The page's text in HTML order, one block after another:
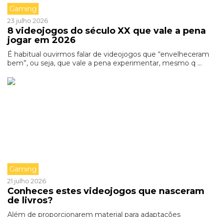
Gaming
23 julho 2026
8 videojogos do século XX que vale a pena
jogar em 2026
É habitual ouvirmos falar de videojogos que “envelheceram
bem”, ou seja, que vale a pena experimentar, mesmo q ...
Gaming
21 julho 2026
Conheces estes videojogos que nasceram
de livros?
Além de proporcionarem material para adaptações